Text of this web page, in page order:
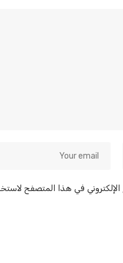
الإلكتروني في هذا المتصفح